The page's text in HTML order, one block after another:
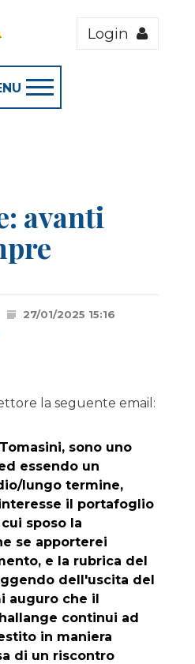
Login
avanti
27/01/2025 15:16
la seguente email:
sono uno
essendo un
lungo termine,
il portafoglio
sposo la
se apporterei
e la rubrica del
dell'uscita del
auguro che il
continui ad
in maniera
di un riscontro